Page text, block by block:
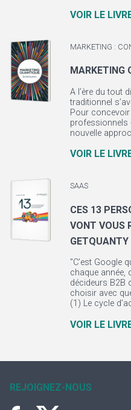
VOIR LE
MARKETING :
MARKETING
A l’ère du tout
traditionnel
Pour
professionnels
nouvelle
VOIR LE
SAAS
CES 13
VONT VOUS
GETQUANTY
"C’est Google
chaque année,
décideurs B2B
choisir avec
(1) Le cycle
VOIR LE
REJOIGNEZ-NOUS